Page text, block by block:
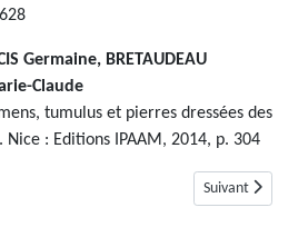
Germaine, BRETAUDEAU
Claude
tumulus et pierres dressées des
: Editions IPAAM, 2014, p. 304
N°2 de Sargier (Saint-Cézaire-sur-Siagne
Article suivant :
Suivant